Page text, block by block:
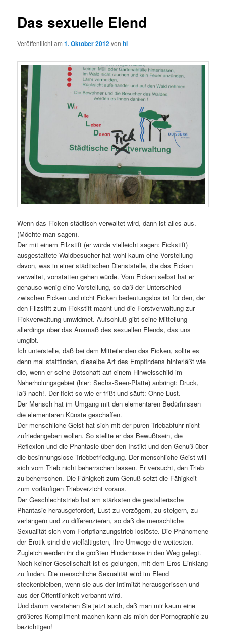
Das sexuelle Elend
Veröffentlicht am1. Oktober 2012vonhl
Wenn das Ficken städtisch verwaltet wird, dann ist alles aus.
(Möchte man sagen).
Der mit einem Filzstift (er würde vielleicht sagen: Fickstift)
ausgestattete Waldbesucher hat wohl kaum eine Vorstellung
davon, was in einer städtischen Dienststelle, die das Ficken
verwaltet, vonstatten gehen würde. Vom Ficken selbst hat er
genauso wenig eine Vorstellung, so daß der Unterschied
zwischen Ficken und nicht Ficken bedeutungslos ist für den, der
den Filzstift zum Fickstift macht und die Forstverwaltung zur
Fickverwaltung umwidmet. Aufschluß gibt seine Mitteilung
allerdings über das Ausmaß des sexuellen Elends, das uns
umgibt.
Ich unterstelle, daß bei dem Mitteilenden das Ficken, sollte es
denn mal stattfinden, dieselbe Art des Empfindens hinterläßt wie
die, wenn er seine Botschaft auf einem Hinweisschild im
Naherholungsgebiet (hier: Sechs-Seen-Platte) anbringt: Druck,
laß nach!. Der fickt so wie er frißt und säuft: Ohne Lust.
Der Mensch hat im Umgang mit den elementaren Bedürfnissen
die elementaren Künste geschaffen.
Der menschliche Geist hat sich mit der puren Triebabfuhr nicht
zufriedengeben wollen. So stellte er das Bewußtsein, die
Reflexion und die Phantasie über den Instikt und den Genuß über
die besinnungslose Triebbefriedigung. Der menschliche Geist will
sich vom Trieb nicht beherrschen lassen. Er versucht, den Trieb
zu beherrschen. Die Fähigkeit zum Genuß setzt die Fähigkeit
zum vorläufigen Triebverzicht voraus.
Der Geschlechtstrieb hat am stärksten die gestalterische
Phantasie herausgefordert, Lust zu verzögern, zu steigern, zu
verlängern und zu differenzieren, so daß die menschliche
Sexualität sich vom Fortpflanzungstrieb loslöste. Die Phänomene
der Erotik sind die vielfältigsten, ihre Umwege die weitesten.
Zugleich werden ihr die größten Hindernisse in den Weg gelegt.
Noch keiner Gesellschaft ist es gelungen, mit dem Eros Einklang
zu finden. Die menschliche Sexualität wird im Elend
steckenbleiben, wenn sie aus der Intimität herausgerissen und
aus der Öffentlichkeit verbannt wird.
Und darum verstehen Sie jetzt auch, daß man mir kaum eine
größeres Kompliment machen kann als mich der Pornographie zu
bezichtigen!